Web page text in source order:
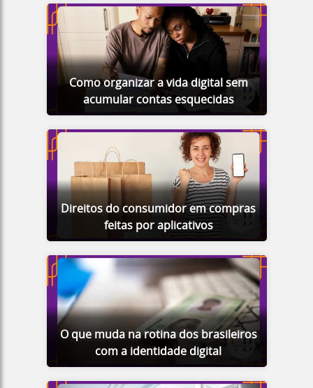
Como organizar a vida digital sem
acumular contas esquecidas
Direitos do consumidor em compras
feitas por aplicativos
O que muda na rotina dos brasileiros
com a identidade digital